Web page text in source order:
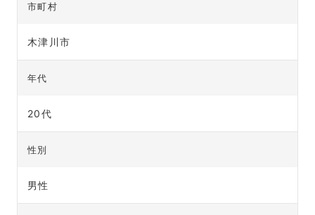
市町村
木津川市
年代
20代
性別
男性